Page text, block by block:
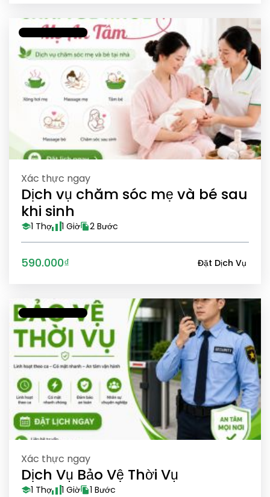
Xác thực ngay
Dịch vụ chăm sóc mẹ và bé sau
khi sinh
1 Thợ 1 Giờ 2 Bước
590.000₫ Đặt Dịch Vụ
Xác thực ngay
Dịch Vụ Bảo Vệ Thời Vụ
1 Thợ 1 Giờ 1 Bước